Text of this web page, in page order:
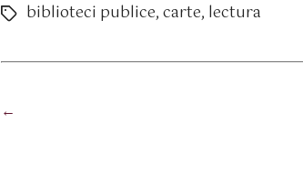
Etichete
biblioteci publice,carte, lectura
←